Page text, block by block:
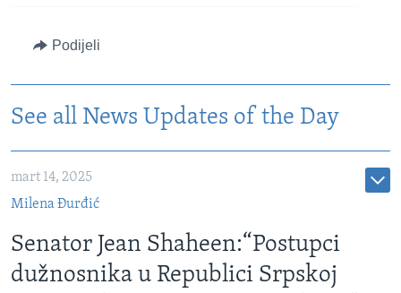
Podijeli
See all News Updates of the Day
mart 14, 2025
Milena Đurđić
Senator Jean Shaheen:“Postupci
dužnosnika u Republici Srpskoj